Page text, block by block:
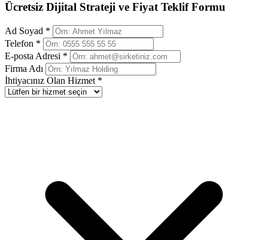
Ücretsiz Dijital Strateji ve Fiyat Teklif Formu
Ad Soyad *
Telefon *
E-posta Adresi *
Firma Adı
İhtiyacınız Olan Hizmet *